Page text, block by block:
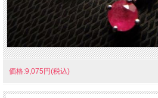
価格:9,075円(税込)